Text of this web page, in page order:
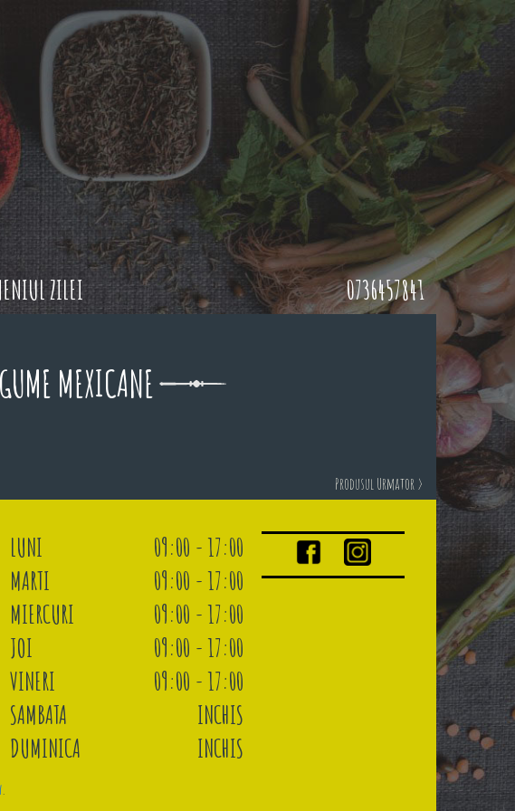
ZILEI 0736457841
MEXICANE
Produsul Urmator >
LUNI
09:00 - 17:00
MARTI
09:00 - 17:00
MIERCURI
09:00 - 17:00
JOI
09:00 - 17:00
VINERI
09:00 - 17:00
SAMBATA
INCHIS
DUMINICA
INCHIS
.